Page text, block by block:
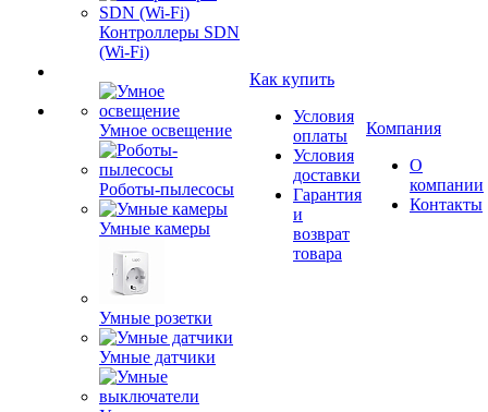
Контроллеры SDN
(Wi-Fi)
Умное освещение
Роботы-пылесосы
Умные камеры
Умные розетки
Умные датчики
Как купить
Условия
оплаты
Условия
доставки
Гарантия
и
возврат
товара
Компания
О
компании
Контакты